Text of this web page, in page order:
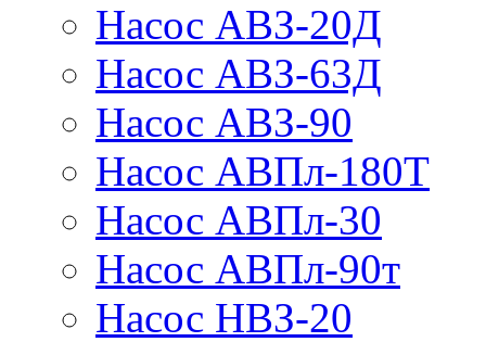
Насос АВЗ-20Д
Насос АВЗ-63Д
Насос АВЗ-90
Насос АВПл-180Т
Насос АВПл-30
Насос АВПл-90т
Насос НВЗ-20